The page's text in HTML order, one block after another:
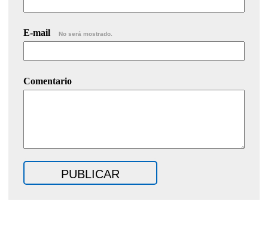
E-mail No será mostrado.
Comentario